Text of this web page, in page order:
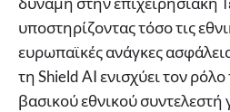
υποστηρίζοντας τόσο τις
ευρωπαϊκές ανάγκες
τη Shield AI ενισχύει τον
βασικού εθνικού